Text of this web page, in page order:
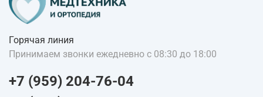
Горячая линия
Принимаем звонки ежедневно с 08:30 до 18:00
+7 (959) 204-76-04